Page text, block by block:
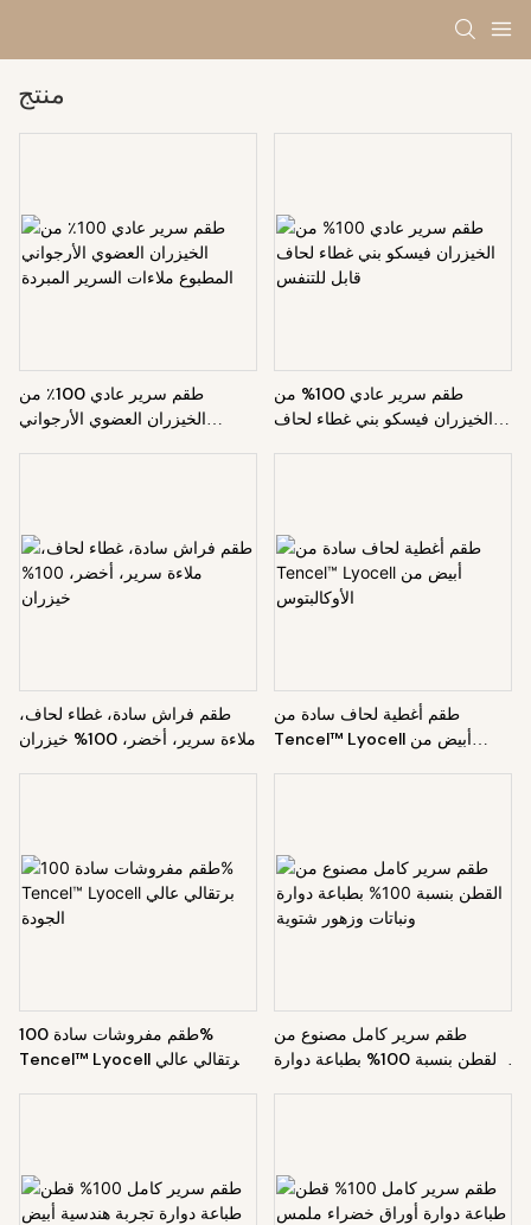
منتج
طقم سرير عادي 100٪ من
الخيزران العضوي الأرجواني
طقم سرير عادي 100% من
الخيزران فيسكو بني غطاء لحاف
طقم فراش سادة، غطاء لحاف،
ملاءة سرير، أخضر، 100% خيزران
طقم أغطية لحاف سادة من
Tencel™ Lyocell أبيض من
طقم مفروشات سادة 100%
Tencel™ Lyocell برتقالي عالي
طقم سرير كامل مصنوع من
القطن بنسبة 100% بطباعة دوارة